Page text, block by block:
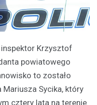
Krzysztof
powiatowego
to zostało
Sycika, który
cztery lata na terenie